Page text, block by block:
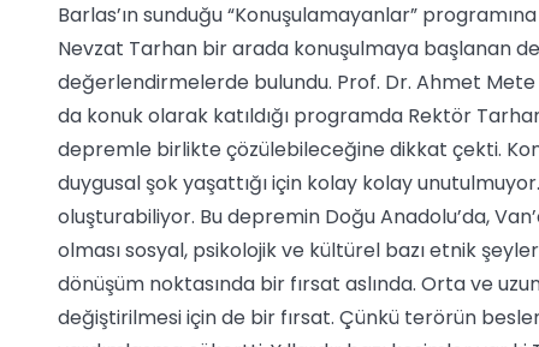
Barlas’ın sunduğu “Konuşulamayanlar”
Nevzat Tarhan bir arada konuşulmaya başlanan
değerlendirmelerde bulundu. Prof. Dr. Ahmet Mete
da konuk olarak katıldığı programda Rektör
depremle birlikte çözülebileceğine dikkat çekti.
duygusal şok yaşattığı için kolay kolay
oluşturabiliyor. Bu depremin Doğu Anadolu’da,
olması sosyal, psikolojik ve kültürel bazı etnik
dönüşüm noktasında bir fırsat aslında. Orta ve
değiştirilmesi için de bir fırsat. Çünkü terörün